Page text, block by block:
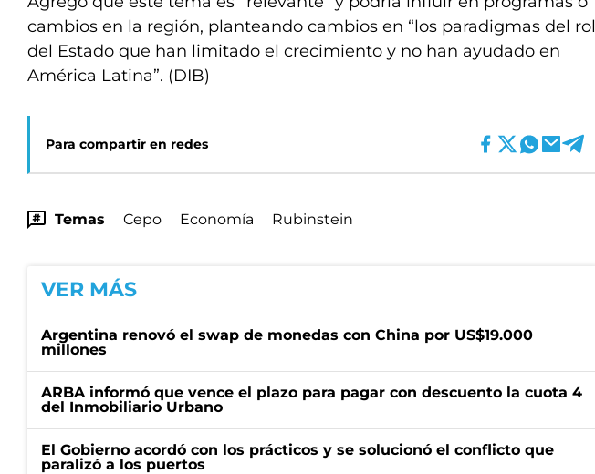
cambios en la región, planteando cambios en “los paradigmas del rol
del Estado que han limitado el crecimiento y no han ayudado en
América Latina”. (DIB)
Para compartir en redes
Temas Cepo Economía Rubinstein
VER MÁS
Argentina renovó el swap de monedas con China por US$19.000
millones
ARBA informó que vence el plazo para pagar con descuento la cuota 4
del Inmobiliario Urbano
El Gobierno acordó con los prácticos y se solucionó el conflicto que
paralizó a los puertos